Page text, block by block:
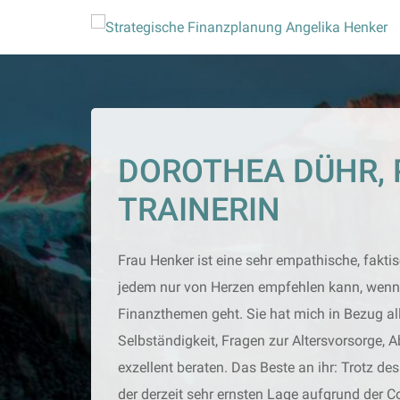
DOROTHEA
TRAINERIN
Frau Henker ist eine sehr empathische,
jedem nur von Herzen empfehlen kann,
Finanzthemen geht. Sie hat mich in Bezug
Selbständigkeit, Fragen zur Altersvorsorge,
exzellent beraten. Das Beste an ihr: Trotz
der derzeit sehr ernsten Lage aufgrund der